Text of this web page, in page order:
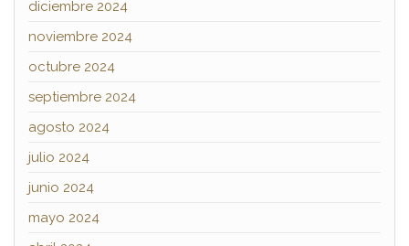
diciembre 2024
noviembre 2024
octubre 2024
septiembre 2024
agosto 2024
julio 2024
junio 2024
mayo 2024